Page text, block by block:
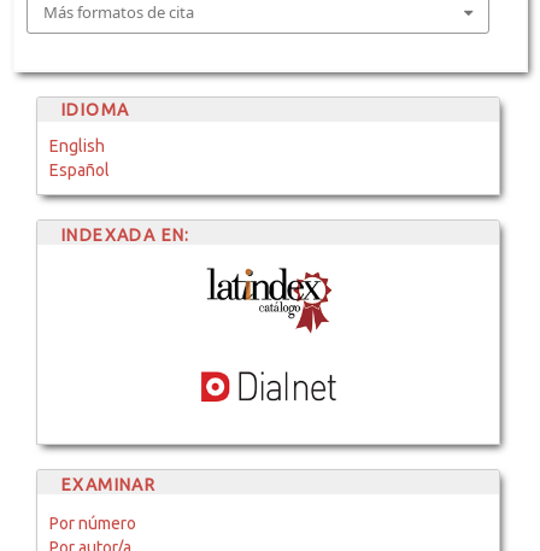
Más formatos de cita
IDIOMA
English
Español
INDEXADA EN:
EXAMINAR
Por número
Por autor/a